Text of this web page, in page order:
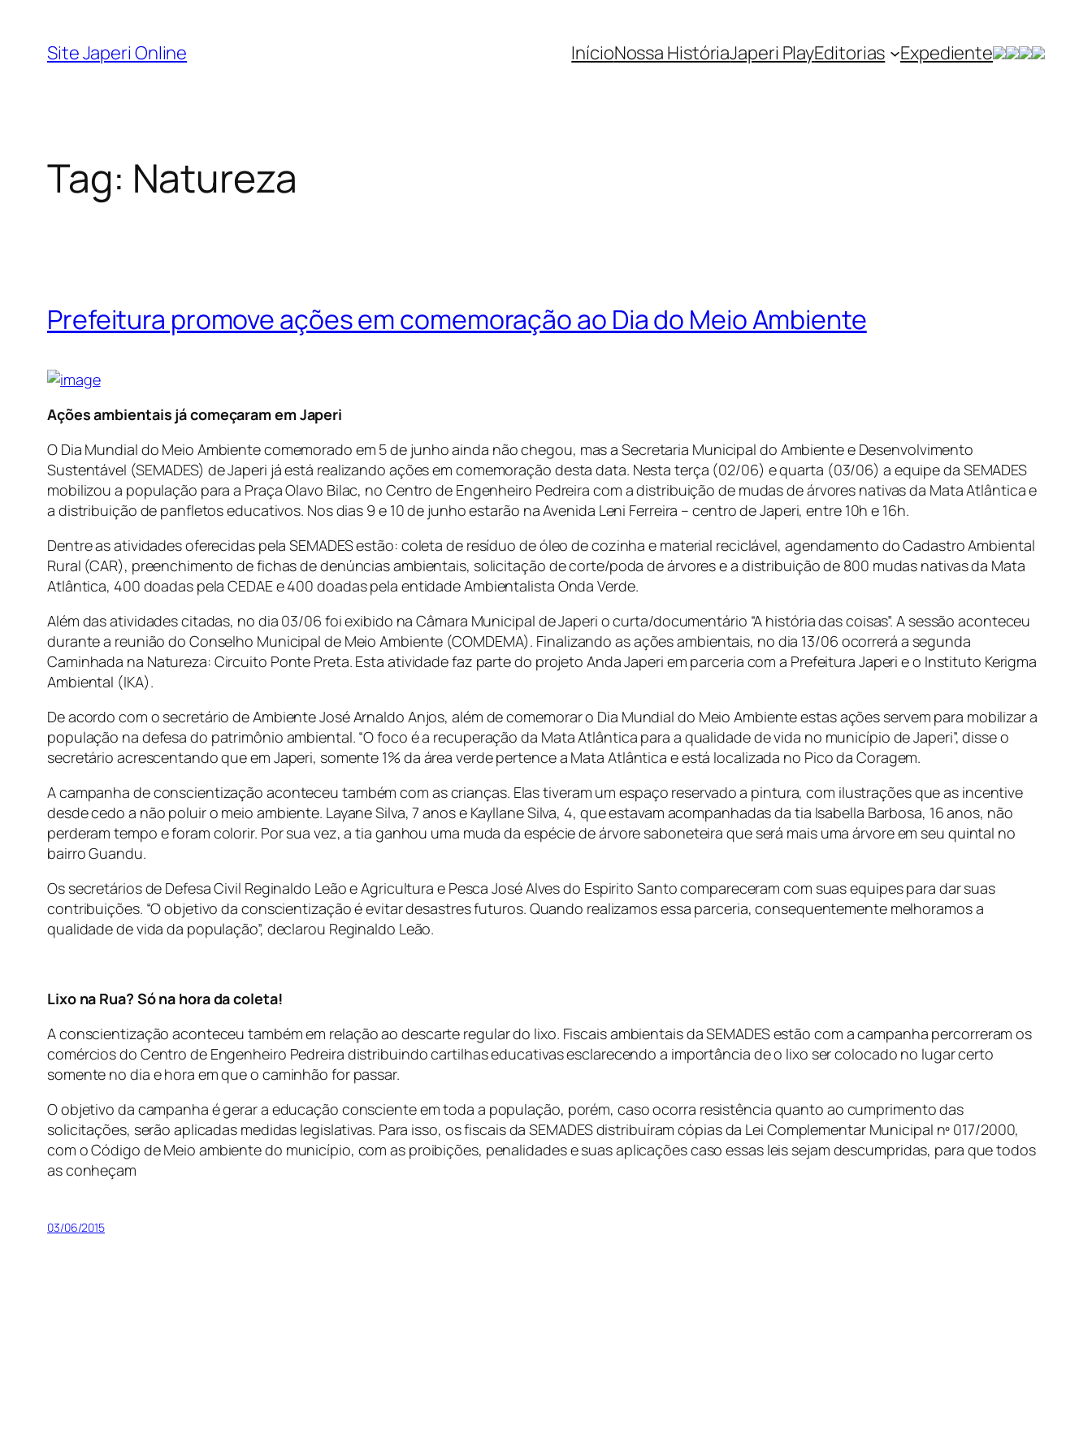
Site Japeri Online InícioNossa HistóriaJaperi PlayEditorias Expediente
Tag: Natureza
Prefeitura promove ações em comemoração ao Dia do Meio Ambiente
Ações ambientais já começaram em Japeri
O Dia Mundial do Meio Ambiente comemorado em 5 de junho ainda não chegou, mas a Secretaria Municipal do Ambiente e Desenvolvimento
Sustentável (SEMADES) de Japeri já está realizando ações em comemoração desta data. Nesta terça (02/06) e quarta (03/06) a equipe da SEMADES
mobilizou a população para a Praça Olavo Bilac, no Centro de Engenheiro Pedreira com a distribuição de mudas de árvores nativas da Mata Atlântica e
a distribuição de panfletos educativos. Nos dias 9 e 10 de junho estarão na Avenida Leni Ferreira – centro de Japeri, entre 10h e 16h.
Dentre as atividades oferecidas pela SEMADES estão: coleta de resíduo de óleo de cozinha e material reciclável, agendamento do Cadastro Ambiental
Rural (CAR), preenchimento de fichas de denúncias ambientais, solicitação de corte/poda de árvores e a distribuição de 800 mudas nativas da Mata
Atlântica, 400 doadas pela CEDAE e 400 doadas pela entidade Ambientalista Onda Verde.
Além das atividades citadas, no dia 03/06 foi exibido na Câmara Municipal de Japeri o curta/documentário “A história das coisas”. A sessão aconteceu
durante a reunião do Conselho Municipal de Meio Ambiente (COMDEMA). Finalizando as ações ambientais, no dia 13/06 ocorrerá a segunda
Caminhada na Natureza: Circuito Ponte Preta. Esta atividade faz parte do projeto Anda Japeri em parceria com a Prefeitura Japeri e o Instituto Kerigma
Ambiental (IKA).
De acordo com o secretário de Ambiente José Arnaldo Anjos, além de comemorar o Dia Mundial do Meio Ambiente estas ações servem para mobilizar a
população na defesa do patrimônio ambiental. “O foco é a recuperação da Mata Atlântica para a qualidade de vida no município de Japeri”, disse o
secretário acrescentando que em Japeri, somente 1% da área verde pertence a Mata Atlântica e está localizada no Pico da Coragem.
A campanha de conscientização aconteceu também com as crianças. Elas tiveram um espaço reservado a pintura, com ilustrações que as incentive
desde cedo a não poluir o meio ambiente. Layane Silva, 7 anos e Kayllane Silva, 4, que estavam acompanhadas da tia Isabella Barbosa, 16 anos, não
perderam tempo e foram colorir. Por sua vez, a tia ganhou uma muda da espécie de árvore saboneteira que será mais uma árvore em seu quintal no
bairro Guandu.
Os secretários de Defesa Civil Reginaldo Leão e Agricultura e Pesca José Alves do Espirito Santo compareceram com suas equipes para dar suas
contribuições. “O objetivo da conscientização é evitar desastres futuros. Quando realizamos essa parceria, consequentemente melhoramos a
qualidade de vida da população”, declarou Reginaldo Leão.
Lixo na Rua? Só na hora da coleta!
A conscientização aconteceu também em relação ao descarte regular do lixo. Fiscais ambientais da SEMADES estão com a campanha percorreram os
comércios do Centro de Engenheiro Pedreira distribuindo cartilhas educativas esclarecendo a importância de o lixo ser colocado no lugar certo
somente no dia e hora em que o caminhão for passar.
O objetivo da campanha é gerar a educação consciente em toda a população, porém, caso ocorra resistência quanto ao cumprimento das
solicitações, serão aplicadas medidas legislativas. Para isso, os fiscais da SEMADES distribuíram cópias da Lei Complementar Municipal nº 017/2000,
com o Código de Meio ambiente do município, com as proibições, penalidades e suas aplicações caso essas leis sejam descumpridas, para que todos
as conheçam
03/06/2015